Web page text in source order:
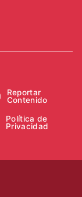
Reportar
Contenido
Política de
Privacidad